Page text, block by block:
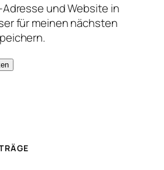
Adresse und Website in
für meinen nächsten